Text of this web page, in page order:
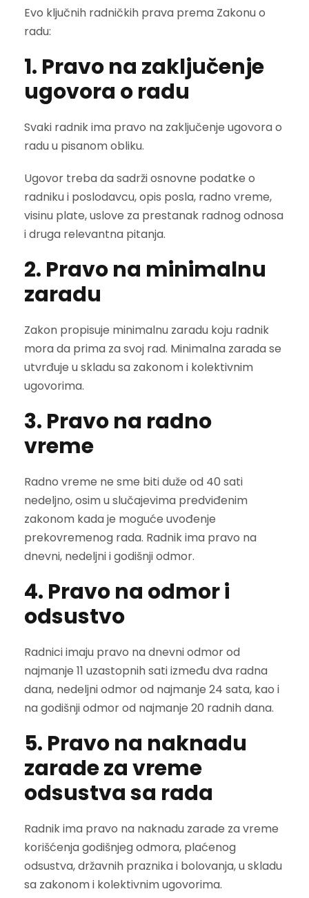
Evo ključnih radničkih prava prema Zakonu o
radu:
1. Pravo na zaključenje
ugovora o radu
Svaki radnik ima pravo na zaključenje ugovora o
radu u pisanom obliku.
Ugovor treba da sadrži osnovne podatke o
radniku i poslodavcu, opis posla, radno vreme,
visinu plate, uslove za prestanak radnog odnosa
i druga relevantna pitanja.
2. Pravo na minimalnu
zaradu
Zakon propisuje minimalnu zaradu koju radnik
mora da prima za svoj rad. Minimalna zarada se
utvrđuje u skladu sa zakonom i kolektivnim
ugovorima.
3. Pravo na radno
vreme
Radno vreme ne sme biti duže od 40 sati
nedeljno, osim u slučajevima predviđenim
zakonom kada je moguće uvođenje
prekovremenog rada. Radnik ima pravo na
dnevni, nedeljni i godišnji odmor.
4. Pravo na odmor i
odsustvo
Radnici imaju pravo na dnevni odmor od
najmanje 11 uzastopnih sati između dva radna
dana, nedeljni odmor od najmanje 24 sata, kao i
na godišnji odmor od najmanje 20 radnih dana.
5. Pravo na naknadu
zarade za vreme
odsustva sa rada
Radnik ima pravo na naknadu zarade za vreme
korišćenja godišnjeg odmora, plaćenog
odsustva, državnih praznika i bolovanja, u skladu
sa zakonom i kolektivnim ugovorima.